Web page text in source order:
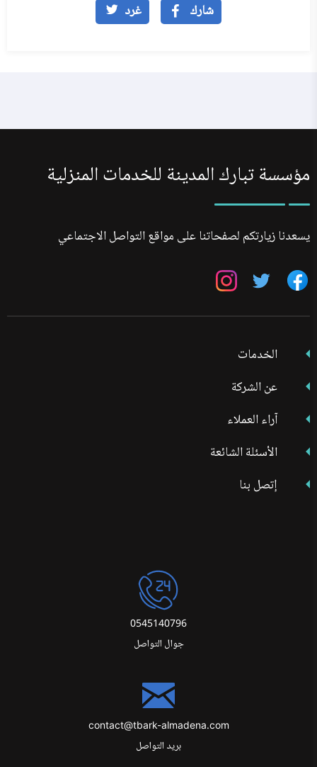
شارك غرد
مؤسسة تبارك المدينة للخدمات المنزلية
يسعدنا زيارتكم لصفحاتنا على مواقع التواصل الاجتماعي
تابعنا
فيسبوك
تابعنا
على
تويتر
تابعنا
انستجرام
الخدمات
عن الشركة
آراء العملاء
الأسئلة الشائعة
إتصل بنا
0545140796
جوال التواصل
contact@tbark-almadena.com
بريد التواصل